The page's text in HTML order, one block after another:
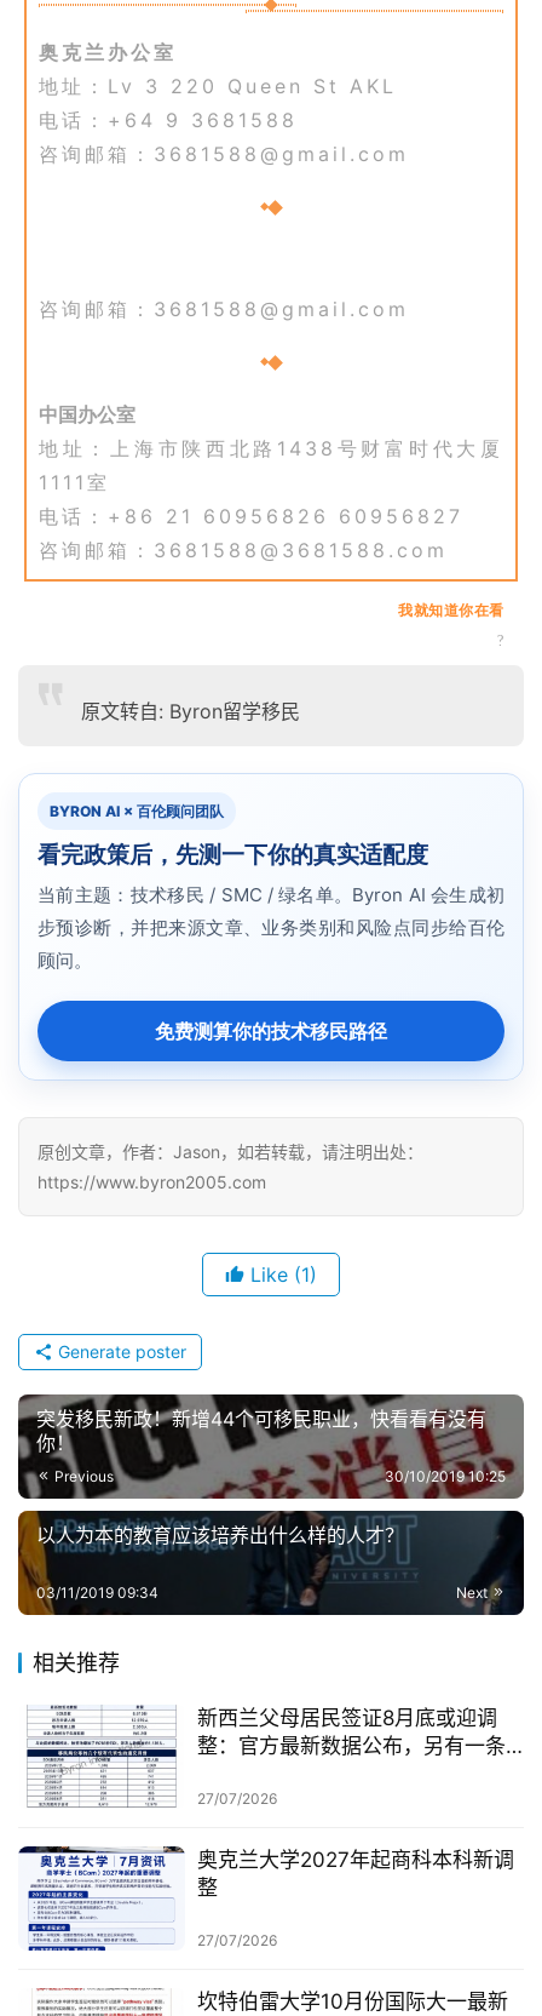
奥克兰办公室
地址：Lv 3 220 Queen St AKL
电话：+64 9 3681588
咨询邮箱：3681588@gmail.com
咨询邮箱：3681588@gmail.com
中国办公室
地址：上海市陕西北路1438号财富时代大厦
1111室
电话：+86 21 60956826 60956827
咨询邮箱：3681588@3681588.com
我就知道你在看
?
原文转自: Byron留学移民
BYRON AI × 百伦顾问团队
看完政策后，先测一下你的真实适配度
当前主题：技术移民 / SMC / 绿名单。Byron AI 会生成初
步预诊断，并把来源文章、业务类别和风险点同步给百伦
顾问。
免费测算你的技术移民路径
原创文章，作者：Jason，如若转载，请注明出处：
https://www.byron2005.com
Like (1)
Generate poster
突发移民新政！新增44个可移民职业，快看看有没有
你！
Previous 30/10/2019 10:25
以人为本的教育应该培养出什么样的人才？
Next
03/11/2019 09:34
相关推荐
新西兰父母居民签证8月底或迎调
整：官方最新数据公布，另有一条
27/07/2026
奥克兰大学2027年起商科本科新调
整
27/07/2026
坎特伯雷大学10月份国际大一最新